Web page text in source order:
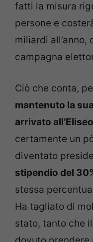
fatti la misura
persone e
miliardi
campagna
Ciò che conta,
mantenuto la
arrivato all’Eliseo
certamente un
diventato
stipendio del
stessa
Ha tagliato di
stato, tanto che